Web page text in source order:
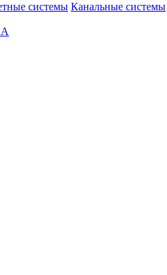
системы Канальные системы